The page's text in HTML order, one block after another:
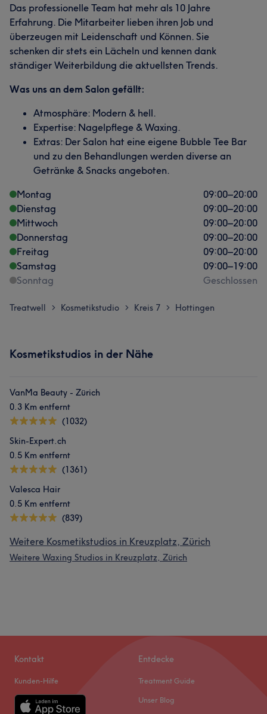
Das professionelle Team hat mehr als 10 Jahre
Erfahrung. Die Mitarbeiter lieben ihren Job und
überzeugen mit Leidenschaft und Können. Sie
schenken dir stets ein Lächeln und kennen dank
ständiger Weiterbildung die aktuellsten Trends.
Was uns an dem Salon gefällt:
Atmosphäre: Modern & hell.
Expertise: Nagelpflege & Waxing.
Extras: Der Salon hat eine eigene Bubble Tee Bar
und zu den Behandlungen werden diverse an
Getränke & Snacks angeboten.
Montag
09:00–20:00
Dienstag
09:00–20:00
Mittwoch
09:00–20:00
Donnerstag
09:00–20:00
Freitag
09:00–20:00
Samstag
09:00–19:00
Sonntag
Geschlossen
Treatwell > Kosmetikstudio > Kreis 7 > Hottingen
Kosmetikstudios in der Nähe
VanMa Beauty - Zürich
0.3 Km entfernt
(1032)
Skin-Expert.ch
0.5 Km entfernt
(1361)
Valesca Hair
0.5 Km entfernt
(839)
Weitere Kosmetikstudios in Kreuzplatz, Zürich
Weitere Waxing Studios in Kreuzplatz, Zürich
Kontakt
Kunden-Hilfe
Entdecke
Treatment Guide
Unser Blog